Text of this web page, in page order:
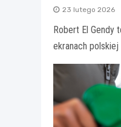
23 lutego 2026
Robert El Gendy
ekranach